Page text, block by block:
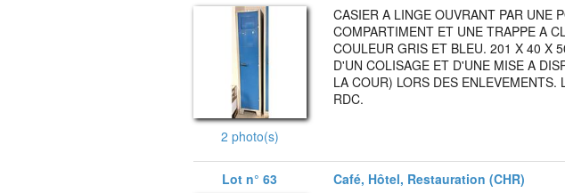
2 photo(s)
CASIER A LINGE OUVRANT PAR UNE
COMPARTIMENT ET UNE TRAPPE A
COULEUR GRIS ET BLEU. 201 X 40 X
D'UN COLISAGE ET D'UNE MISE A
LA COUR) LORS DES ENLEVEMENTS.
RDC.
Lot n° 63 Café, Hôtel, Restauration (CHR)